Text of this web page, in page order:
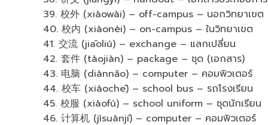
39. 校外 (xiàowài) – off-campus – นอกวิทยาเขต
40. 校内 (xiàonèi) – on-campus – ในวิทยาเขต
41. 交流 (jiāoliú) – exchange – แลกเปลี่ยน
42. 套件 (tàojiàn) – package – ชุด (เอกสาร)
43. 电脑 (diànnǎo) – computer – คอมพิวเตอร์
44. 校车 (xiàochē) – school bus – รถโรงเรียน
45. 校服 (xiàofú) – school uniform – ชุดนักเรียน
46. 计算机 (jìsuànjī) – computer – คอมพิวเตอร์